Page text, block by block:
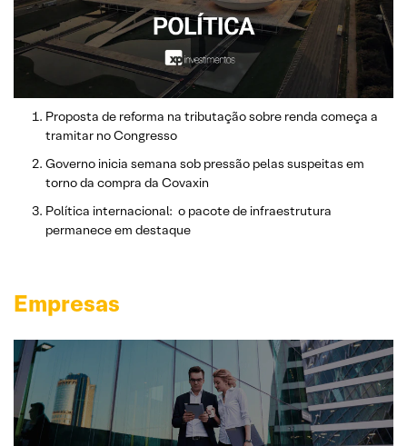
Proposta de reforma na tributação sobre renda começa a
tramitar no Congresso
Governo inicia semana sob pressão pelas suspeitas em
torno da compra da Covaxin
Política internacional: o pacote de infraestrutura
permanece em destaque
Empresas